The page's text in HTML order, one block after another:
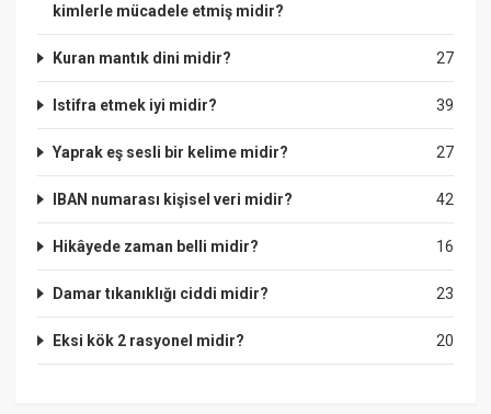
kimlerle mücadele etmiş midir?
27
Kuran mantık dini midir?
39
Istifra etmek iyi midir?
27
Yaprak eş sesli bir kelime midir?
42
IBAN numarası kişisel veri midir?
16
Hikâyede zaman belli midir?
23
Damar tıkanıklığı ciddi midir?
20
Eksi kök 2 rasyonel midir?